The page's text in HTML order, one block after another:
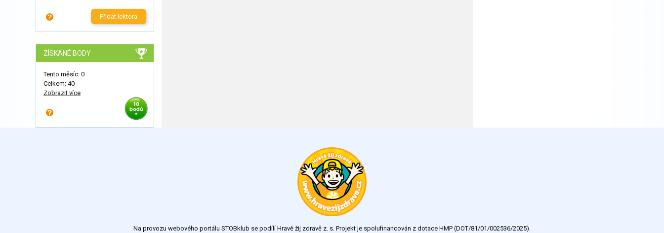
Přidat lektora
ZÍSKANÉ BODY
Tento měsíc: 0
Celkem: 40
Zobrazit více
Na provozu webového portálu STOBklub se podílí Hravě žij zdravě z. s. Projekt je spolufinancován z dotace HMP (DOT/81/01/002536/2025).